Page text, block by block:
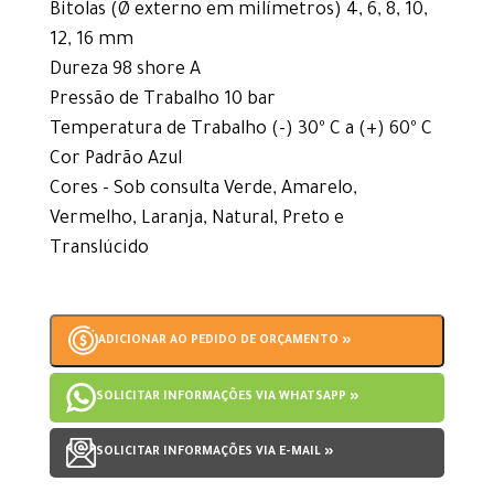
Bitolas (Ø externo em milímetros) 4, 6, 8, 10,
12, 16 mm
Dureza 98 shore A
Pressão de Trabalho 10 bar
Temperatura de Trabalho (-) 30º C a (+) 60º C
Cor Padrão Azul
Cores - Sob consulta Verde, Amarelo,
Vermelho, Laranja, Natural, Preto e
Translúcido
ADICIONAR AO PEDIDO DE ORÇAMENTO »
SOLICITAR INFORMAÇÕES VIA WHATSAPP »
SOLICITAR INFORMAÇÕES VIA E-MAIL »